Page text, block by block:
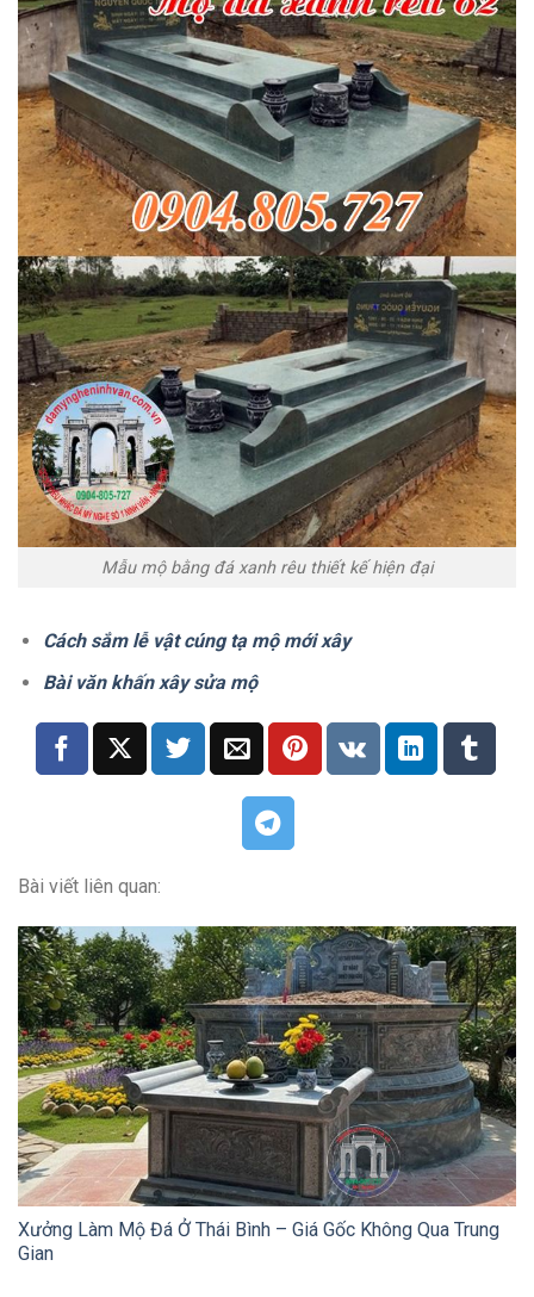
Mẫu mộ bằng đá xanh rêu thiết kế hiện đại
Cách sắm lễ vật cúng tạ mộ mới xây
Bài văn khấn xây sửa mộ
Bài viết liên quan:
Xưởng Làm Mộ Đá Ở Thái Bình – Giá Gốc Không Qua Trung
Gian